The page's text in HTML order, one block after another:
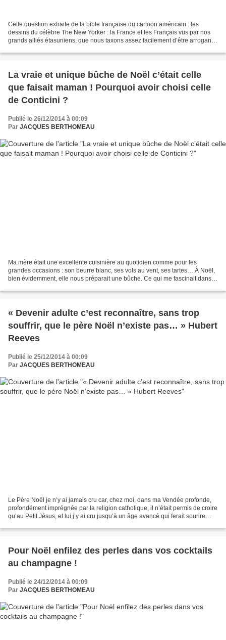
Cette question extraite de la bible française du cartoon américain : les
dessins du célèbre The New Yorker : la France et les Français vus par nos
grands alliés étasuniens, que nous taxons assez facilement d’être arrogants,
La vraie et unique bûche de Noël c’était celle
que faisait maman ! Pourquoi avoir choisi celle
de Conticini ?
Publié le 26/12/2014 à 00:09
Par JACQUES BERTHOMEAU
Ma mère était une excellente cuisinière au quotidien comme pour les
grandes occasions : son beurre blanc, ses vols au vent, ses tartes… À Noël,
bien évidemment, elle nous préparait une bûche. Ce qui me fascinait dans la
« Devenir adulte c’est reconnaître, sans trop
souffrir, que le père Noël n’existe pas… » Hubert
Reeves
Publié le 25/12/2014 à 00:09
Par JACQUES BERTHOMEAU
Le Père Noël je n’y ai jamais cru car, chez moi, dans ma Vendée profonde,
profondément imprégnée par la religion catholique, il n’était permis de croire
qu’au Petit Jésus, et lui j’y ai cru jusqu’à un âge avancé qui ferait sourire
Pour Noël enfilez des perles dans vos cocktails
au champagne !
Publié le 24/12/2014 à 00:09
Par JACQUES BERTHOMEAU